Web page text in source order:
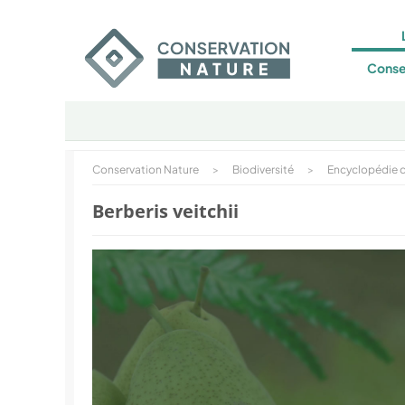
Conservation Nature > Biodiversité > Encyclopédie
Berberis veitchii